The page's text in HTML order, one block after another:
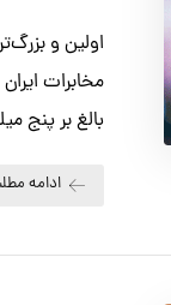
اولین و
بالغ بر پنج
ادامه